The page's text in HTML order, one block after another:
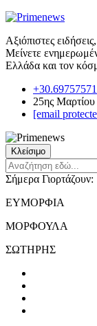
Αξιόπιστες
Μείνετε
Ελλάδα και τον
25ης
[email
Κλείσιμο
Σήμερα Γιορτάζουν:
ΕΥΜΟΡΦΙΑ
ΜΟΡΦΟΥΛΑ
ΣΩΤΗΡΗΣ